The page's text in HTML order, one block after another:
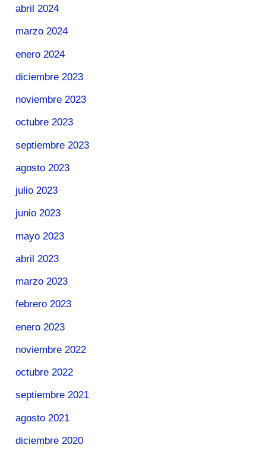
abril 2024
marzo 2024
enero 2024
diciembre 2023
noviembre 2023
octubre 2023
septiembre 2023
agosto 2023
julio 2023
junio 2023
mayo 2023
abril 2023
marzo 2023
febrero 2023
enero 2023
noviembre 2022
octubre 2022
septiembre 2021
agosto 2021
diciembre 2020